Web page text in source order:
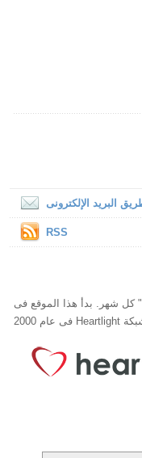
البريد الإلكترونى
RSS
اليوم" كل شهر. بدأ هذا الموقع فى